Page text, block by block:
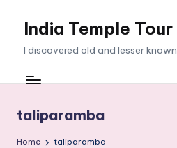
India Temple Tour
I discovered old and lesser
taliparamba
Home taliparamba